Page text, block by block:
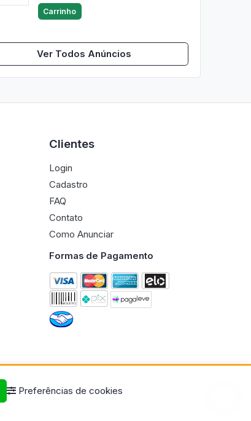
Carrinho
Ver Todos Anúncios
Preferências de cookies
Clientes
Login
Cadastro
FAQ
Contato
Como Anunciar
Formas de Pagamento